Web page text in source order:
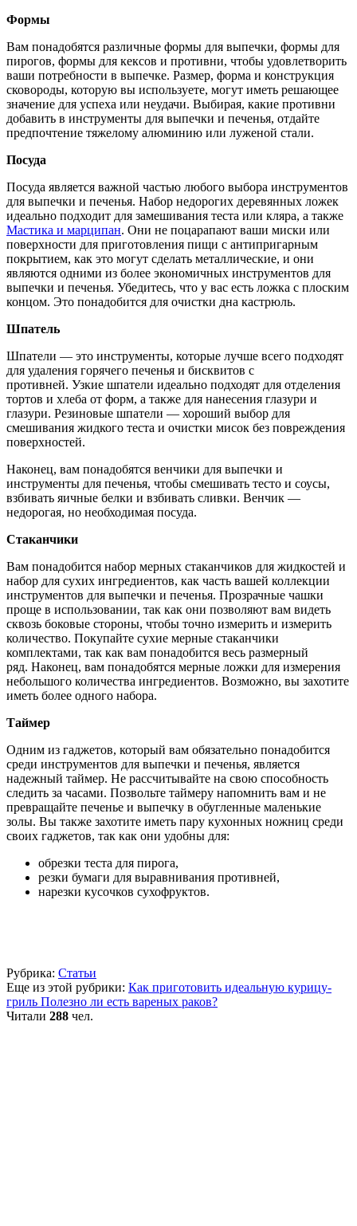
Формы
Вам понадобятся различные формы для выпечки, формы для
пирогов, формы для кексов и противни, чтобы удовлетворить
ваши потребности в выпечке. Размер, форма и конструкция
сковороды, которую вы используете, могут иметь решающее
значение для успеха или неудачи. Выбирая, какие противни
добавить в инструменты для выпечки и печенья, отдайте
предпочтение тяжелому алюминию или луженой стали.
Посуда
Посуда является важной частью любого выбора инструментов
для выпечки и печенья. Набор недорогих деревянных ложек
идеально подходит для замешивания теста или кляра, а также
Мастика и марципан. Они не поцарапают ваши миски или
поверхности для приготовления пищи с антипригарным
покрытием, как это могут сделать металлические, и они
являются одними из более экономичных инструментов для
выпечки и печенья. Убедитесь, что у вас есть ложка с плоским
концом. Это понадобится для очистки дна кастрюль.
Шпатель
Шпатели — это инструменты, которые лучше всего подходят
для удаления горячего печенья и бисквитов с
противней. Узкие шпатели идеально подходят для отделения
тортов и хлеба от форм, а также для нанесения глазури и
глазури. Резиновые шпатели — хороший выбор для
смешивания жидкого теста и очистки мисок без повреждения
поверхностей.
Наконец, вам понадобятся венчики для выпечки и
инструменты для печенья, чтобы смешивать тесто и соусы,
взбивать яичные белки и взбивать сливки. Венчик —
недорогая, но необходимая посуда.
Стаканчики
Вам понадобится набор мерных стаканчиков для жидкостей и
набор для сухих ингредиентов, как часть вашей коллекции
инструментов для выпечки и печенья. Прозрачные чашки
проще в использовании, так как они позволяют вам видеть
сквозь боковые стороны, чтобы точно измерить и измерить
количество. Покупайте сухие мерные стаканчики
комплектами, так как вам понадобится весь размерный
ряд. Наконец, вам понадобятся мерные ложки для измерения
небольшого количества ингредиентов. Возможно, вы захотите
иметь более одного набора.
Таймер
Одним из гаджетов, который вам обязательно понадобится
среди инструментов для выпечки и печенья, является
надежный таймер. Не рассчитывайте на свою способность
следить за часами. Позвольте таймеру напомнить вам и не
превращайте печенье и выпечку в обугленные маленькие
золы. Вы также захотите иметь пару кухонных ножниц среди
своих гаджетов, так как они удобны для:
обрезки теста для пирога,
резки бумаги для выравнивания противней,
нарезки кусочков сухофруктов.
Рубрика: Статьи
Еще из этой рубрики: Как приготовить идеальную курицу-
гриль Полезно ли есть вареных раков?
Читали 288 чел.